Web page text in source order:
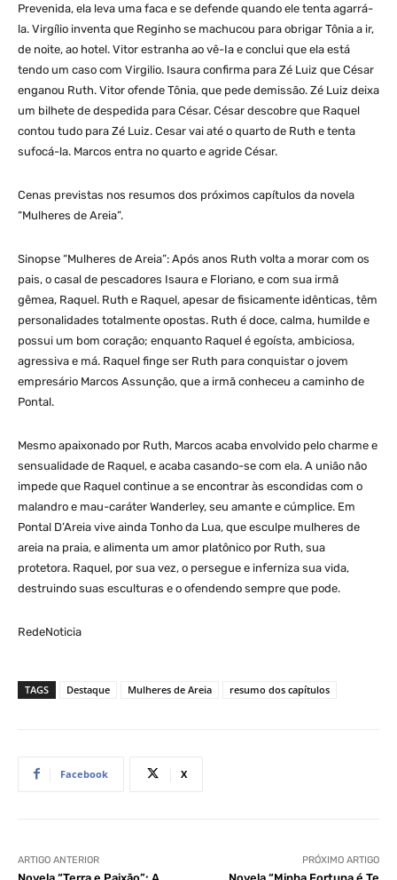
Prevenida, ela leva uma faca e se defende quando ele tenta agarrá-
la. Virgílio inventa que Reginho se machucou para obrigar Tônia a ir,
de noite, ao hotel. Vitor estranha ao vê-Ia e conclui que ela está
tendo um caso com Virgilio. Isaura confirma para Zé Luiz que César
enganou Ruth. Vitor ofende Tônia, que pede demissão. Zé Luiz deixa
um bilhete de despedida para César. Cé­sar descobre que Raquel
contou tudo para Zé Luiz. Cesar vai até o quarto de Ruth e tenta
sufocá-la. Marcos entra no quarto e agride César.
Cenas previstas nos resumos dos próximos capítulos da novela
“Mulheres de Areia”.
Sinopse “Mulheres de Areia”: Após anos Ruth volta a morar com os
pais, o casal de pescadores Isaura e Floriano, e com sua irmã
gêmea, Raquel. Ruth e Raquel, apesar de fisicamente idênticas, têm
personalidades totalmente opostas. Ruth é doce, calma, humilde e
possui um bom coração; enquanto Raquel é egoísta, ambiciosa,
agressiva e má. Raquel finge ser Ruth para conquistar o jovem
empresário Marcos Assunção, que a irmã conheceu a caminho de
Pontal.
Mesmo apaixonado por Ruth, Marcos acaba envolvido pelo charme e
sensualidade de Raquel, e acaba casando-se com ela. A união não
impede que Raquel continue a se encontrar às escondidas com o
malandro e mau-caráter Wanderley, seu amante e cúmplice. Em
Pontal D’Areia vive ainda Tonho da Lua, que esculpe mulheres de
areia na praia, e alimenta um amor platônico por Ruth, sua
protetora. Raquel, por sua vez, o persegue e inferniza sua vida,
destruindo suas esculturas e o ofendendo sempre que pode.
RedeNoticia
TAGS Destaque Mulheres de Areia resumo dos capítulos
Facebook X
ARTIGO ANTERIOR PRÓXIMO ARTIGO